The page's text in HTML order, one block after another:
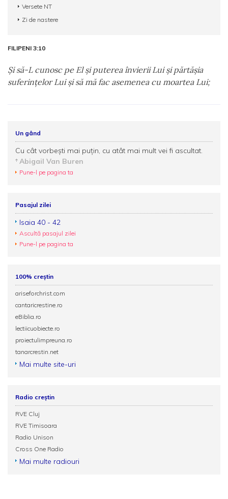
Versete NT
Zi de nastere
FILIPENI 3:10
Şi să-L cunosc pe El şi puterea învierii Lui şi părtăşia
suferinţelor Lui şi să mă fac asemenea cu moartea Lui;
Un gând
Cu cât vorbeşti mai puţin, cu atât mai mult vei fi ascultat.
Abigail Van Buren
Pune-l pe pagina ta
Pasajul zilei
Isaia 40 - 42
Ascultă pasajul zilei
Pune-l pe pagina ta
100% creștin
ariseforchrist.com
cantaricrestine.ro
eBiblia.ro
lectiicuobiecte.ro
proiectulimpreuna.ro
tanarcrestin.net
Mai multe site-uri
Radio creștin
RVE Cluj
RVE Timisoara
Radio Unison
Cross One Radio
Mai multe radiouri